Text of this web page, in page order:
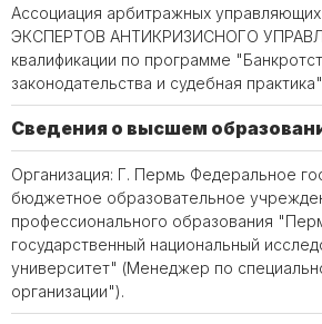
Ассоциация арбитражных
ЭКСПЕРТОВ АНТИКРИЗИСНОГО
квалификации по программе
законодательства и судебная
Сведения о высшем
Организация: Г. Пермь Федеральное
бюджетное образовательное
профессионального образования
государственный национальный
университет" (Менеджер по
организации").